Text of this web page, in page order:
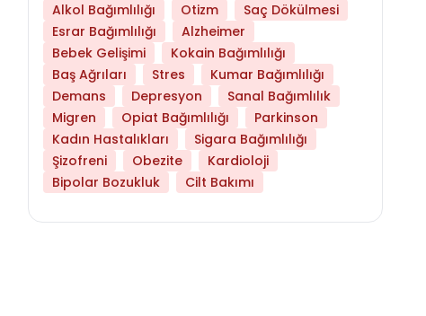
Alkol Bağımlılığı
Otizm
Saç Dökülmesi
Esrar Bağımlılığı
Alzheimer
Bebek Gelişimi
Kokain Bağımlılığı
Baş Ağrıları
Stres
Kumar Bağımlılığı
Demans
Depresyon
Sanal Bağımlılık
Migren
Opiat Bağımlılığı
Parkinson
Kadın Hastalıkları
Sigara Bağımlılığı
Şizofreni
Obezite
Kardioloji
Bipolar Bozukluk
Cilt Bakımı